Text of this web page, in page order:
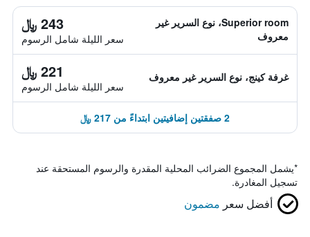
Superior room، نوع السرير غير
معروف
243 ﷼
سعر الليلة شامل الرسوم
غرفة كينج، نوع السرير غير معروف 221 ﷼
سعر الليلة شامل الرسوم
2 صفقتين إضافيتين ابتداءً من 217 ﷼
*يشمل المجموع الضرائب المحلية المقدرة والرسوم المستحقة عند
تسجيل المغادرة.
أفضل سعر مضمون